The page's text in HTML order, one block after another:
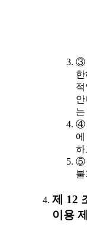
③
④
하
⑤
제 12
이용